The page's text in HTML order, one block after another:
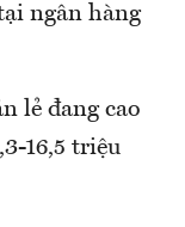
ngân hàng
lẻ đang cao
16,5 triệu